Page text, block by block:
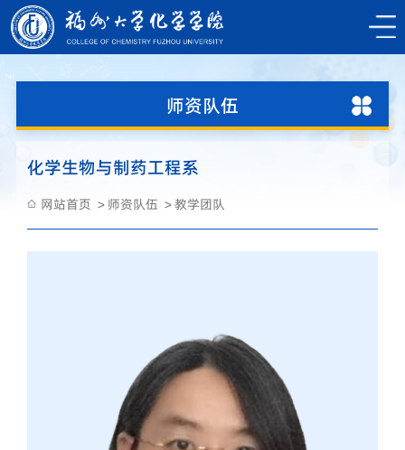
师资队伍
化学生物与制药工程系
网站首页 师资队伍 教学团队